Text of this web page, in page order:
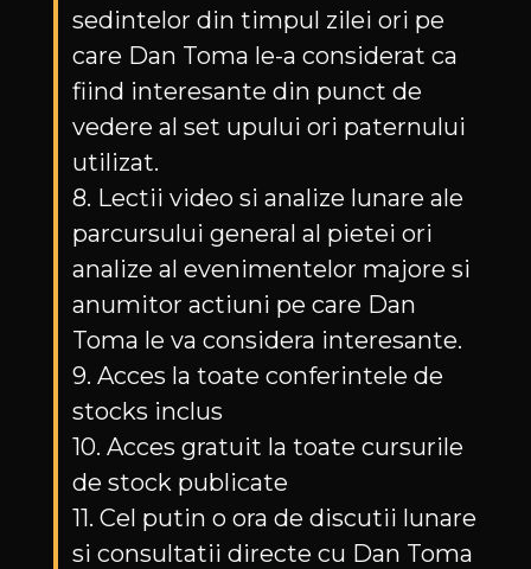
sedintelor din timpul zilei ori pe
care Dan Toma le-a considerat ca
fiind interesante din punct de
vedere al set upului ori paternului
utilizat.
8. Lectii video si analize lunare ale
parcursului general al pietei ori
analize al evenimentelor majore si
anumitor actiuni pe care Dan
Toma le va considera interesante.
9. Acces la toate conferintele de
stocks inclus
10. Acces gratuit la toate cursurile
de stock publicate
11. Cel putin o ora de discutii lunare
si consultatii directe cu Dan Toma